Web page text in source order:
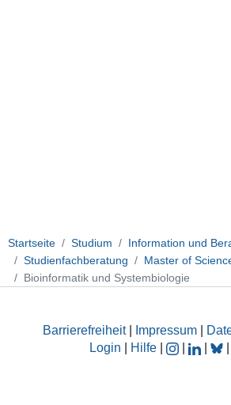
Startseite Studium
Information und
Studienfachberatung
Master of
Bioinformatik und Systembiologie
Barrierefreiheit| Impressum
Login
Hilfe